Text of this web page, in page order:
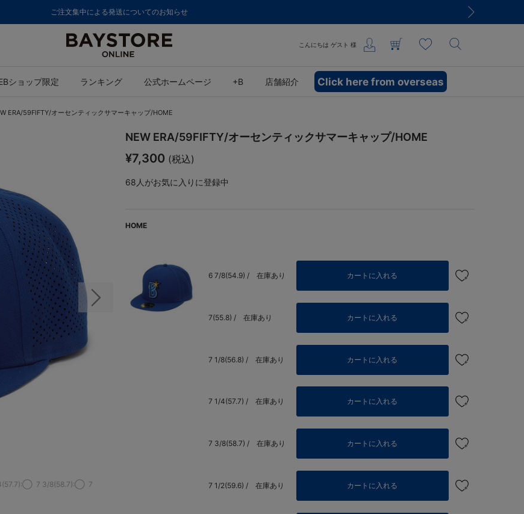
ご注文集中による発送についてのお知らせ
こんにちは ゲスト 様
ショップ限定 ランキング 公式ホームページ +B 店舗紹介 Click here from overseas
ERA/59FIFTY/オーセンティックサマーキャップ/HOME
次の画像
7 3/8(58.7):◯ 7
NEW ERA/59FIFTY/オーセンティックサマーキャップ/HOME
¥7,300 (税込)
68 人がお気に入りに登録中
HOME
6 7/8(54.9) / 在庫あり カートに入れる
7(55.8) / 在庫あり カートに入れる
7 1/8(56.8) / 在庫あり カートに入れる
7 1/4(57.7) / 在庫あり カートに入れる
7 3/8(58.7) / 在庫あり カートに入れる
7 1/2(59.6) / 在庫あり カートに入れる